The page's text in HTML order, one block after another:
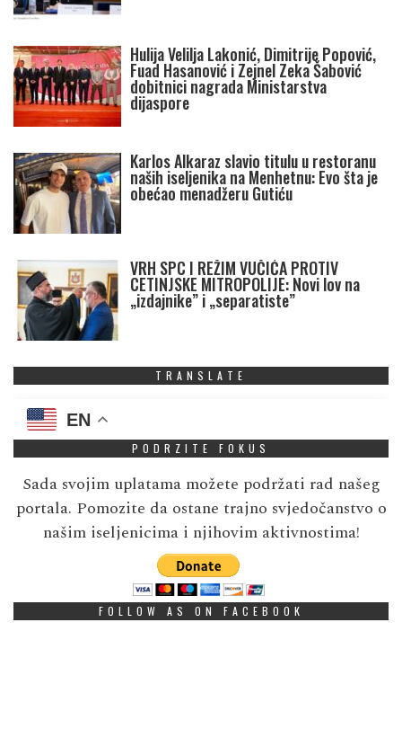
Hulija Velilja Lakonić, Dimitrije Popović,
Fuad Hasanović i Zejnel Zeka Šabović
dobitnici nagrada Ministarstva
dijaspore
Karlos Alkaraz slavio titulu u restoranu
naših iseljenika na Menhetnu: Evo šta je
obećao menadžeru Gutiću
VRH SPC I REŽIM VUČIĆA PROTIV
CETINJSKE MITROPOLIJE: Novi lov na
„izdajnike” i „separatiste”
TRANSLATE
EN
PODRZITE FOKUS
Sada svojim uplatama možete podržati rad našeg
portala. Pomozite da ostane trajno svjedočanstvo o
našim iseljenicima i njihovim aktivnostima!
FOLLOW AS ON FACEBOOK